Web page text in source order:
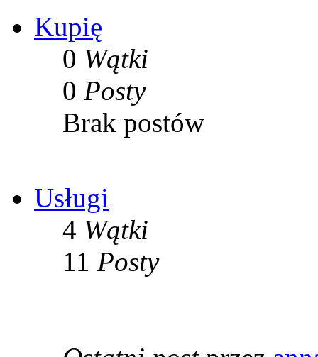
Kupię
0 Wątki
0 Posty
Brak postów
Usługi
4 Wątki
11 Posty